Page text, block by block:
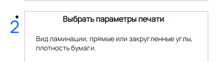
Выбрать параметры печати
Вид ламинации, прямые или закругленные углы,
плотность бумаги.
2